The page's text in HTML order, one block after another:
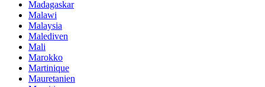
Madagaskar
Malawi
Malaysia
Malediven
Mali
Marokko
Martinique
Mauretanien